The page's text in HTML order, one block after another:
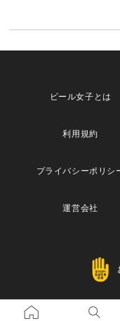
ビール女子とは
利用規約
プライバシーポリシ
運営会社
Copyright©